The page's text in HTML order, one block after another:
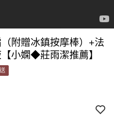
附贈冰鎮按摩棒）+法
小嫻◆莊雨潔推薦】